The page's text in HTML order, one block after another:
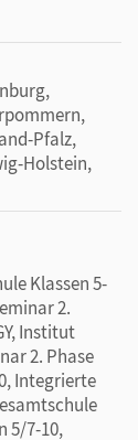
Pfalz,
Holstein,
Klassen 5-
2.
Institut
2. Phase
Integrierte
5/7-10,